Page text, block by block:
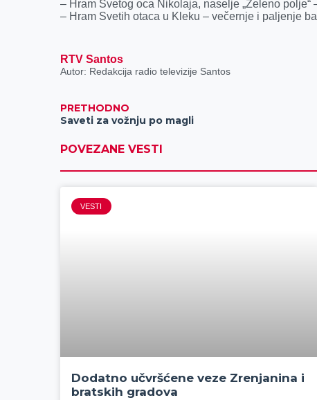
– Hram Svetog oca Nikolaja, naselje „Zeleno
– Hram Svetih otaca u Kleku – večernje i paljenje
RTV Santos
Autor: Redakcija radio televizije Santos
PRETHODNO
Saveti za vožnju po magli
POVEZANE VESTI
VESTI
Dodatno učvršćene veze Zrenjanina i
bratskih gradova